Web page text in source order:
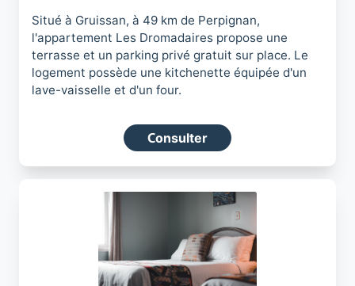
Situé à Gruissan, à 49 km de Perpignan,
l'appartement Les Dromadaires propose une
terrasse et un parking privé gratuit sur place. Le
logement possède une kitchenette équipée d'un
lave-vaisselle et d'un four.
Consulter